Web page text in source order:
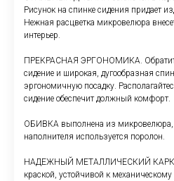
Рисунок на спинке сидения придает
Нежная расцветка микровелюра
интерьер.
ПРЕКРАСНАЯ ЭРГОНОМИКА. Обратите
сидение и широкая, дугообразная
эргономичную посадку.
сидение обеспечит должный комфорт.
ОБИВКА выполнена из микровелюра,
наполнителя используется поролон.
НАДЕЖНЫЙ МЕТАЛЛИЧЕСКИЙ
краской, устойчивой к